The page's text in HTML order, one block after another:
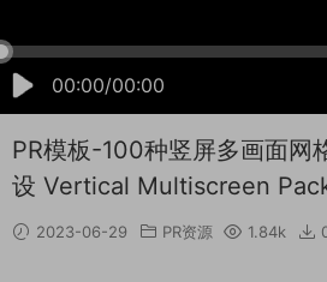
00:00/00:00
PR模板-100种竖屏多画面网
设 Vertical Multiscreen
2023-06-29 PR资源 1.84k